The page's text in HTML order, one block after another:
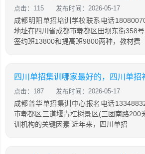
点击：115 发布时间：2026-05-17
成都明阳单招培训学校联系电话
地址在四川省成都市郫都区田坝东街358
签约班13800和提高班9800两种，教材费
点击：187 发布时间：2026-05-17
成都普华单招集训中心报名电话
市郫都区三道堰青杠树景区(三团南路200
训机构的关键因素 近年来，四川单招